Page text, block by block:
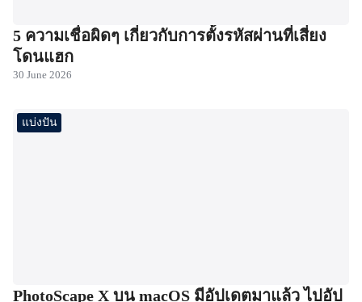
5 ความเชื่อผิดๆ เกี่ยวกับการตั้งรหัสผ่านที่เสี่ยง
โดนแฮก
30 June 2026
แบ่งปัน
PhotoScape X บน macOS มีอัปเดตมาแล้ว ไปอัป